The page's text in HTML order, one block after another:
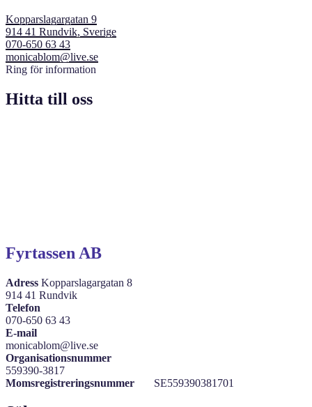
Kopparslagargatan 9
914 41 Rundvik, Sverige
070-650 63 43
monicablom@live.se
Ring för information
Hitta till oss
Fyrtassen AB
Adress Kopparslagargatan 8
914 41 Rundvik
Telefon
070-650 63 43
E-mail
monicablom@live.se
Organisationsnummer
559390-3817
Momsregistreringsnummer
SE559390381701